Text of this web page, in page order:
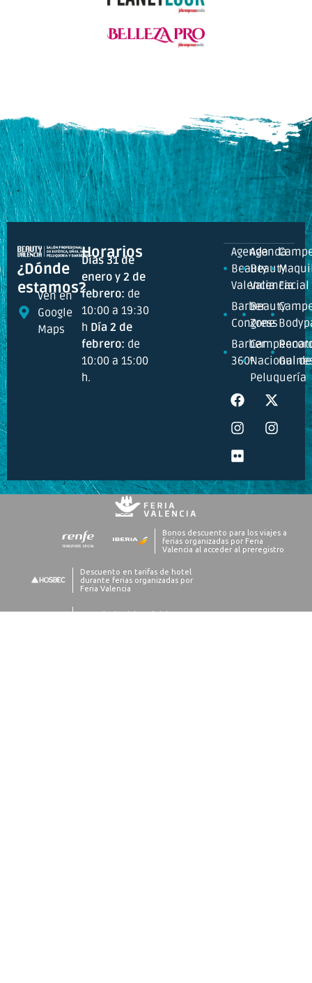
¿Dónde
estamos?
Ven en
Google
Maps
Horarios
Días 31 de
enero y 2 de
febrero: de
10:00 a 19:30
h Día 2 de
febrero: de
10:00 a 15:00
h.
Agenda
Beauty
Valencia
Barber
Congress
Barber
360º
Agenda
Beauty
Valencia
Beauty
Zone
Nacional de
Peluquería
Facial